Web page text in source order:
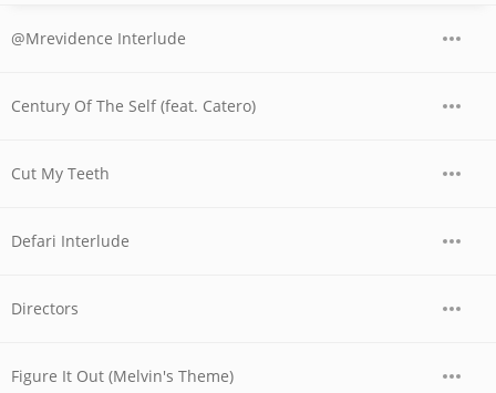
@Mrevidence Interlude
Century Of The Self (feat. Catero)
Cut My Teeth
Defari Interlude
Directors
Figure It Out (Melvin's Theme)